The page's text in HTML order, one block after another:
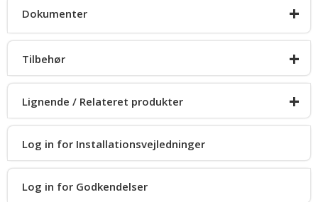
Dokumenter +
Tilbehør +
Lignende / Relateret produkter +
Latitude SM
Log in for Installationsvejledninger
Log in for Godkendelser